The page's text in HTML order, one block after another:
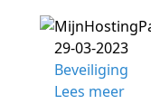
29-03-2023
Beveiliging
Lees meer